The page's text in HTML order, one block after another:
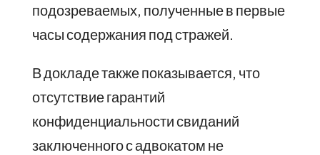
подозреваемых, полученные в первые
часы содержания под стражей.
В докладе также показывается, что
отсутствие гарантий
конфиденциальности свиданий
заключенного с адвокатом не